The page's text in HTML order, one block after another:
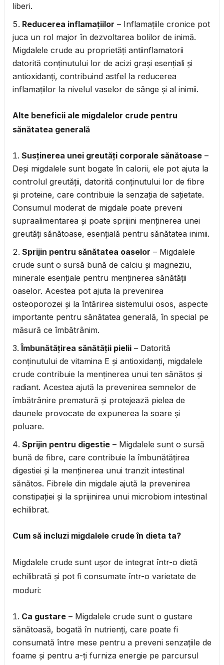
liberi.
Reducerea inflamațiilor – Inflamațiile cronice pot
juca un rol major în dezvoltarea bolilor de inimă.
Migdalele crude au proprietăți antiinflamatorii
datorită conținutului lor de acizi grași esențiali și
antioxidanți, contribuind astfel la reducerea
inflamațiilor la nivelul vaselor de sânge și al inimii.
Alte beneficii ale migdalelor crude pentru
sănătatea generală
Susținerea unei greutăți corporale sănătoase–
Deși migdalele sunt bogate în calorii, ele pot ajuta la
controlul greutății, datorită conținutului lor de fibre
și proteine, care contribuie la senzația de sațietate.
Consumul moderat de migdale poate preveni
supraalimentarea și poate sprijini menținerea unei
greutăți sănătoase, esențială pentru sănătatea inimii.
Sprijin pentru sănătatea oaselor – Migdalele
crude sunt o sursă bună de calciu și magneziu,
minerale esențiale pentru menținerea sănătății
oaselor. Acestea pot ajuta la prevenirea
osteoporozei și la întărirea sistemului osos, aspecte
importante pentru sănătatea generală, în special pe
măsură ce îmbătrânim.
Îmbunătățirea sănătății pielii– Datorită
conținutului de vitamina E și antioxidanți, migdalele
crude contribuie la menținerea unui ten sănătos și
radiant. Acestea ajută la prevenirea semnelor de
îmbătrânire prematură și protejează pielea de
daunele provocate de expunerea la soare și
poluare.
Sprijin pentru digestie– Migdalele sunt o sursă
bună de fibre, care contribuie la îmbunătățirea
digestiei și la menținerea unui tranzit intestinal
sănătos. Fibrele din migdale ajută la prevenirea
constipației și la sprijinirea unui microbiom intestinal
echilibrat.
Cum să incluzi migdalele crude în dieta ta?
Migdalele crude sunt ușor de integrat într-o dietă
echilibrată și pot fi consumate într-o varietate de
moduri:
Ca gustare– Migdalele crude sunt o gustare
sănătoasă, bogată în nutrienți, care poate fi
consumată între mese pentru a preveni senzațiile de
foame și pentru a-ți furniza energie pe parcursul